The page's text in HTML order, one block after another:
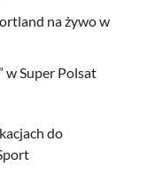
na żywo w
w Super Polsat
do